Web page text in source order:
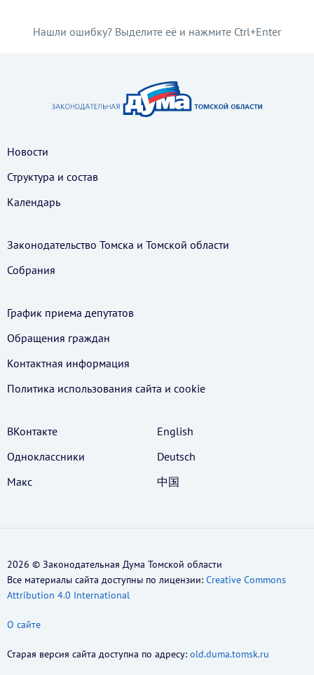
Нашли ошибку? Выделите её и нажмите Ctrl+Enter
Новости
Структура и состав
Календарь
Законодательство Томска и Томской области
Собрания
График приема депутатов
Обращения граждан
Контактная информация
Политика использования cайта и cookie
ВКонтакте
Одноклассники
Макс
English
Deutsch
中国
2026 © Законодательная Дума Томской области
Все материалы сайта доступны по лицензии: Creative Commons
Attribution 4.0 International
О сайте
Старая версия сайта доступна по адресу: old.duma.tomsk.ru